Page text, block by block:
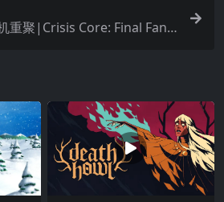
重聚|Crisis Core: Final Fant